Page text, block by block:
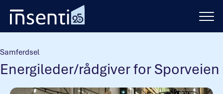
Samferdsel
Energileder/rådgiver for Sporveien